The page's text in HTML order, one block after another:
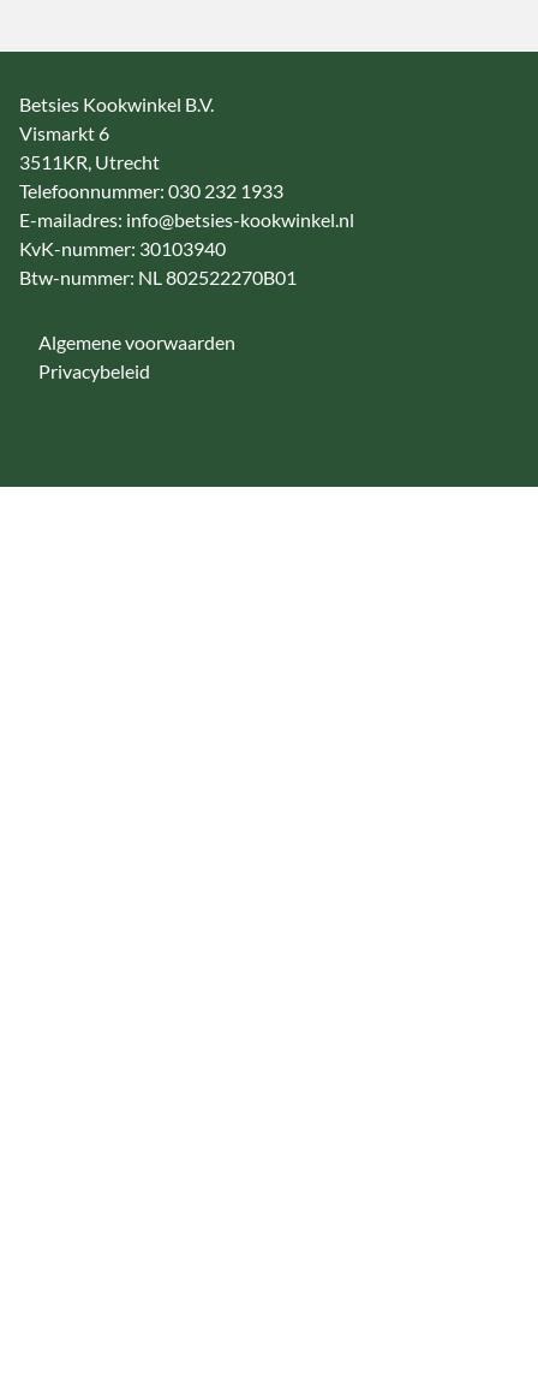
Betsies Kookwinkel B.V.
Vismarkt 6
3511KR, Utrecht
Telefoonnummer: 030 232 1933
E-mailadres: info@betsies-kookwinkel.nl
KvK-nummer: 30103940
Btw-nummer: NL 802522270B01
Algemene voorwaarden
Privacybeleid